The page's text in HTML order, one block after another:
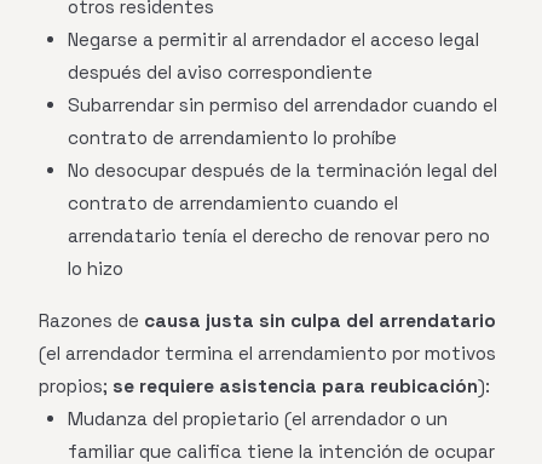
otros residentes
Negarse a permitir al arrendador el acceso legal
después del aviso correspondiente
Subarrendar sin permiso del arrendador cuando el
contrato de arrendamiento lo prohíbe
No desocupar después de la terminación legal del
contrato de arrendamiento cuando el
arrendatario tenía el derecho de renovar pero no
lo hizo
Razones de causa justa sin culpa del arrendatario
(el arrendador termina el arrendamiento por motivos
propios; se requiere asistencia para reubicación):
Mudanza del propietario (el arrendador o un
familiar que califica tiene la intención de ocupar